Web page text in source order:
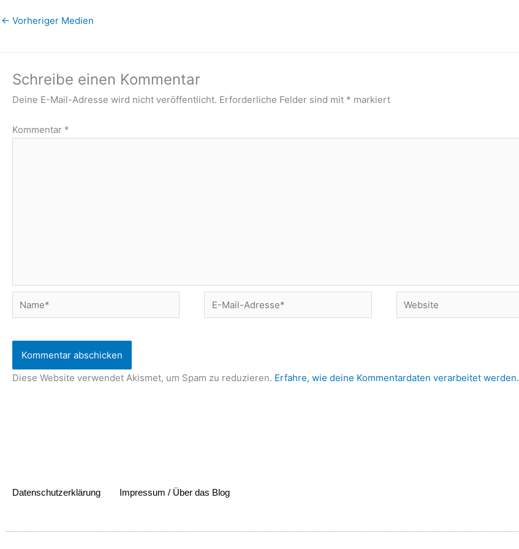
← Vorheriger Medien
Schreibe einen Kommentar
Deine E-Mail-Adresse wird nicht veröffentlicht. Erforderliche Felder sind mit * markiert
Kommentar *
Name*
E-
Mail-
Website
Diese Website verwendet Akismet, um Spam zu reduzieren. Erfahre, wie deine Kommentardaten verarbeitet werden.
Datenschutzerklärung Impressum / Über das Blog